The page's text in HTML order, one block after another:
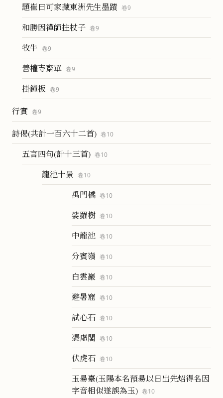
題崔曰可家藏東洲先生墨蹟 卷9
和勝因禪師拄杖子 卷9
牧牛 卷9
善權寺齋單 卷9
掛鐘板 卷9
行實 卷9
詩偈(共計一百六十二首) 卷10
五言四句(計十三首) 卷10
龍池十景 卷10
禹門橋 卷10
娑羅樹 卷10
中龍池 卷10
分賓嶺 卷10
白雲巖 卷10
避暑窟 卷10
試心石 卷10
憑虛閣 卷10
伏虎石 卷10
玉昜臺(玉陽本名預昜以日出先炤得名因
字音相似遂誤為玉) 卷10